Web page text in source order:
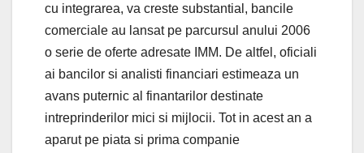
cu integrarea, va creste substantial, bancile
comerciale au lansat pe parcursul anului 2006
o serie de oferte adresate IMM. De altfel, oficiali
ai bancilor si analisti financiari estimeaza un
avans puternic al finantarilor destinate
intreprinderilor mici si mijlocii. Tot in acest an a
aparut pe piata si prima companie